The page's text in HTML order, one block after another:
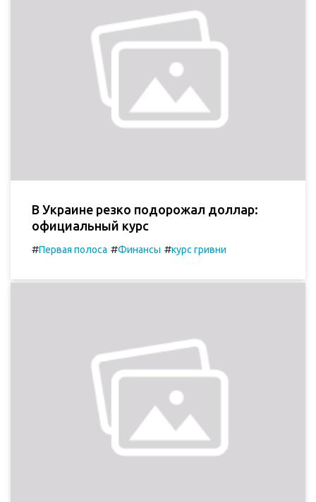
В Украине резко подорожал доллар:
официальный курс
#Первая полоса #Финансы #курс гривни